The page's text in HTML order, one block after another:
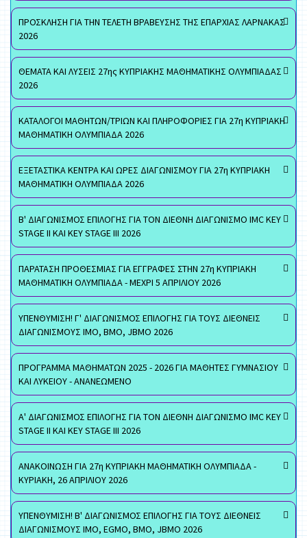
ΠΡΟΣΚΛΗΣΗ ΓΙΑ ΤΗΝ ΤΕΛΕΤΗ ΒΡΑΒΕΥΣΗΣ ΤΗΣ ΕΠΑΡΧΙΑΣ ΛΑΡΝΑΚΑΣ
2026
ΘΕΜΑΤΑ ΚΑΙ ΛΥΣΕΙΣ 27ης ΚΥΠΡΙΑΚΗΣ ΜΑΘΗΜΑΤΙΚΗΣ ΟΛΥΜΠΙΑΔΑΣ
2026
ΚΑΤΑΛΟΓΟΙ ΜΑΘΗΤΩΝ/ΤΡΙΩΝ ΚΑΙ ΠΛΗΡΟΦΟΡΙΕΣ ΓΙΑ 27η ΚΥΠΡΙΑΚΗ
ΜΑΘΗΜΑΤΙΚΗ ΟΛΥΜΠΙΑΔΑ 2026
ΕΞΕΤΑΣΤΙΚΑ ΚΕΝΤΡΑ ΚΑΙ ΩΡΕΣ ΔΙΑΓΩΝΙΣΜΟΥ ΓΙΑ 27η ΚΥΠΡΙΑΚΗ
ΜΑΘΗΜΑΤΙΚΗ ΟΛΥΜΠΙΑΔΑ 2026
Β' ΔΙΑΓΩΝΙΣΜΟΣ ΕΠΙΛΟΓΗΣ ΓΙΑ ΤΟΝ ΔΙΕΘΝΗ ΔΙΑΓΩΝΙΣΜΟ IMC KEY
STAGE II ΚΑΙ KEY STAGE III 2026
ΠΑΡΑΤΑΣΗ ΠΡΟΘΕΣΜΙΑΣ ΓΙΑ ΕΓΓΡΑΦΕΣ ΣΤΗΝ 27η ΚΥΠΡΙΑΚΗ
ΜΑΘΗΜΑΤΙΚΗ ΟΛΥΜΠΙΑΔΑ - ΜΕΧΡΙ 5 ΑΠΡΙΛΙΟΥ 2026
ΥΠΕΝΘΥΜΙΣΗ! Γ' ΔΙΑΓΩΝΙΣΜΟΣ ΕΠΙΛΟΓΗΣ ΓΙΑ ΤΟΥΣ ΔΙΕΘΝΕΙΣ
ΔΙΑΓΩΝΙΣΜΟΥΣ ΙΜΟ, ΒΜΟ, JBMO 2026
ΠΡΟΓΡΑΜΜΑ ΜΑΘΗΜΑΤΩΝ 2025 - 2026 ΓΙΑ ΜΑΘΗΤΕΣ ΓΥΜΝΑΣΙΟΥ
ΚΑΙ ΛΥΚΕΙΟΥ - ΑΝΑΝΕΩΜΕΝΟ
Α' ΔΙΑΓΩΝΙΣΜΟΣ ΕΠΙΛΟΓΗΣ ΓΙΑ ΤΟΝ ΔΙΕΘΝΗ ΔΙΑΓΩΝΙΣΜΟ IMC KEY
STAGE II ΚΑΙ KEY STAGE III 2026
ΑΝΑΚΟΙΝΩΣΗ ΓΙΑ 27η ΚΥΠΡΙΑΚΗ ΜΑΘΗΜΑΤΙΚΗ ΟΛΥΜΠΙΑΔΑ -
ΚΥΡΙΑΚΗ, 26 ΑΠΡΙΛΙΟΥ 2026
ΥΠΕΝΘΥΜΙΣΗ! Β' ΔΙΑΓΩΝΙΣΜΟΣ ΕΠΙΛΟΓΗΣ ΓΙΑ ΤΟΥΣ ΔΙΕΘΝΕΙΣ
ΔΙΑΓΩΝΙΣΜΟΥΣ ΙΜΟ, EGMO, ΒΜΟ, JBMO 2026